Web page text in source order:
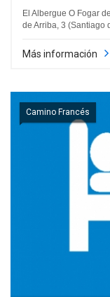
El Albergue O Fogar
de Arriba, 3 (Santiago
Más información
Camino Francés